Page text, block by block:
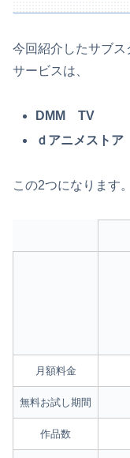
今回紹介したサブ
サービスは、
DMM TV
ｄアニメストア
この2つになります。
月額料金
無料お試し期間
作品数